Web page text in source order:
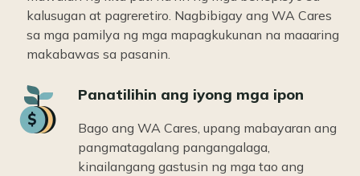
kalusugan at pagreretiro. Nagbibigay ang WA Cares
sa mga pamilya ng mga mapagkukunan na maaaring
makabawas sa pasanin.
Icon Panatilihin ang iyong mga ipon
Bago ang WA Cares, upang mabayaran ang
pangmatagalang pangangalaga,
kinailangang gastusin ng mga tao ang